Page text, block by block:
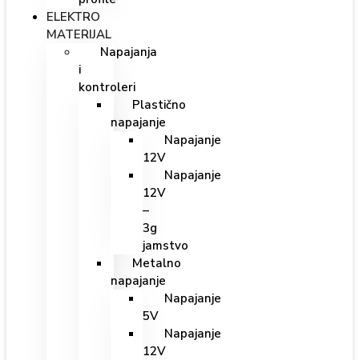
ELEKTRO
MATERIJAL
Napajanja
i
kontroleri
Plastično
napajanje
Napajanje
12V
Napajanje
12V
–
3g
jamstvo
Metalno
napajanje
Napajanje
5V
Napajanje
12V